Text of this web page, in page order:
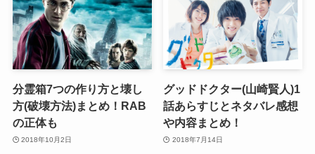
分霊箱7つの作り方と壊し
方(破壊方法)まとめ！RAB
の正体も
2018年10月2日
グッドドクター(山崎賢人)1
話あらすじとネタバレ感想
や内容まとめ！
2018年7月14日